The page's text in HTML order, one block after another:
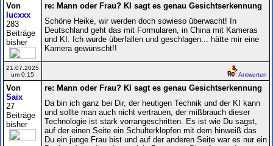
Von
lucxxx
283
Beiträge
bisher
re: Mann oder Frau? KI sagt es genau Gesichtserkennung
Schöne Heike, wir werden doch sowieso überwacht! In
Deutschland geht das mit Formularen, in China mit Kameras
und KI. Ich wurde überfallen und geschlagen... hätte mir eine
Kamera gewünscht!!
21.07.2025
um 0:15
Antworten
Von
Saix
27
Beiträge
bisher
re: Mann oder Frau? KI sagt es genau Gesichtserkennung
Da bin ich ganz bei Dir, der heutigen Technik und der KI kann
und sollte man auch nicht vertrauen, der mißbrauch dieser
Technologie ist stark vorrangeschritten. Es ist wie Du sagst,
auf der einen Seite ein Schulterklopfen mit dem hinweiß das
Du ein junge Frau bist und auf der anderen Seite war es nur ein